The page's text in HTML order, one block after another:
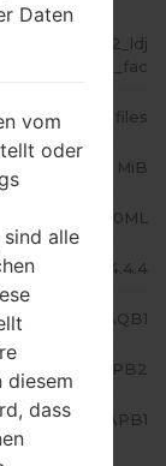
wostw4b_fac
4 files
572.47 MiB
SM-J100ML
KitKat 4.4.4
J100MLDXS0AQB1
J100MLOLC0APB2
J100MLDXU0APB1
Daten
vom
oder
alle
diesem
dass